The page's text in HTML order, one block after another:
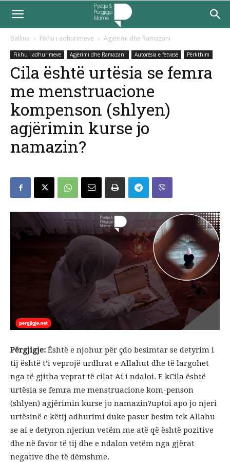
Ballina Fikhu i adhurimeve Agjërimi dhe Ramazani
Fikhu i adhurimeve Agjërimi dhe Ramazani Autorësia e fetvasë Përkthim
Cila është urtësia se femra
me menstruacione
kompenson (shlyen)
agjërimin kurse jo
namazin?
Përgjigje: Është e njohur për çdo besimtar se detyrim i
tij është t’i veprojë urdhrat e Allahut dhe të largohet
nga të gjitha veprat të cilat Ai i ndaloi. E kCila është
urtësia se femra me menstruacione kom-penson
(shlyen) agjërimin kurse jo namazin?uptoi apo jo njeri
urtësinë e këtij adhurimi duke pasur besim tek Allahu
se ai e detyron njeriun vetëm me atë që është pozitive
dhe në favor të tij dhe e ndalon vetëm nga gjërat
negative dhe të dëmshme.